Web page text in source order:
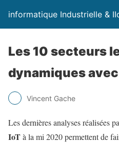
informatique Industrielle &
Les 10 secteurs
dynamiques
Vincent Gache
Les dernières analyses réalisées
IoTà la mi 2020 permettent de